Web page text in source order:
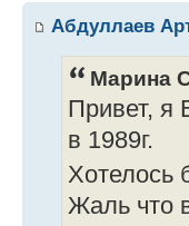
Абдуллаев
Марина
Привет, я
в 1989г.
Хотелось
Жаль что